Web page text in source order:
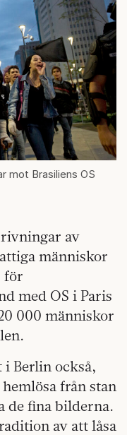
mot Brasiliens OS
av
människor
för
med OS i Paris
000 människor
i Berlin också,
från stan
de fina bilderna.
av att låsa